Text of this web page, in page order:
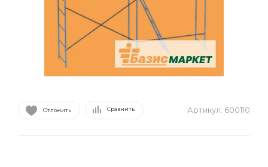
Отложить Сравнить Артикул: 600110